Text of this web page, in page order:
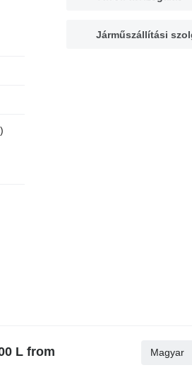
Járműszállítási
L from
Magyar